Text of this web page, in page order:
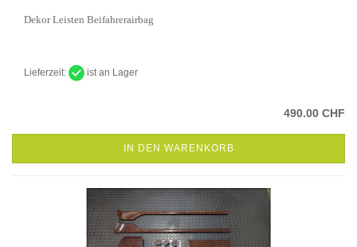
Dekor Leisten Beifahrerairbag
Lieferzeit: ist an Lager
490.00 CHF
IN DEN WARENKORB